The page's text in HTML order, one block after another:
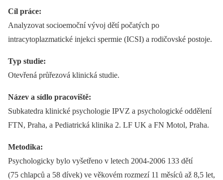
Cíl práce:
Analyzovat socioemoční vývoj dětí počatých po
intracytoplazmatické injekci spermie (ICSI) a rodičovské postoje.
Typ studie:
Otevřená průřezová klinická studie.
Název a sídlo pracoviště:
Subkatedra klinické psychologie IPVZ a psychologické oddělení
FTN, Praha, a Pediatrická klinika 2. LF UK a FN Motol, Praha.
Metodika:
Psychologicky bylo vyšetřeno v letech 2004-2006 133 dětí
(75 chlapců a 58 dívek) ve věkovém rozmezí 11 měsíců až 8,5 let,